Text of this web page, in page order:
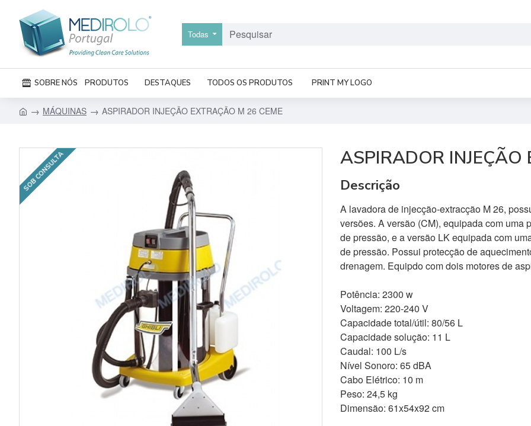
Todas
SOBRE NÓS PRODUTOS DESTAQUES TODOS OS PRODUTOS PRINT MY LOGO
MÁQUINAS ASPIRADOR INJEÇÃO EXTRAÇÃO M 26 CEME
SOB CONSULTA ASPIRADOR
Descrição
A lavadora de injecção-extracção M 26,
versões. A versão (CM), equipada com uma
de pressão, e a versão LK equipada com
de pressão. Possui protecção de
drenagem. Equipdo com dois motores de
Potência: 2300 w
Voltagem: 220-240 V
Capacidade total/útil: 80/56 L
Capacidade solução: 11 L
Caudal: 100 L/s
Nível Sonoro: 65 dBA
Cabo Elétrico: 10 m
Peso: 24,5 kg
Dimensão: 61x54x92 cm